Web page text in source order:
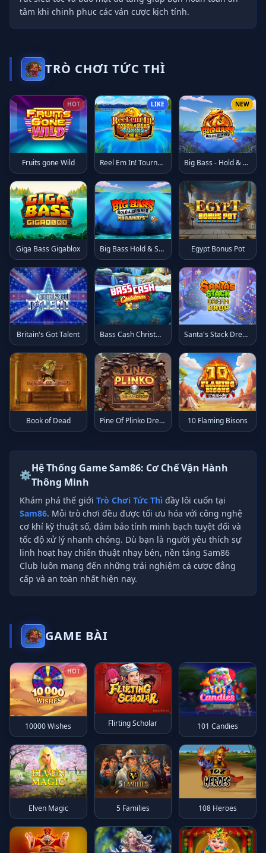
tâm khi chinh phục các ván cược kịch tính.
TRÒ CHƠI TỨC THÌ
HOT
Fruits gone Wild
LIKE
Reel Em In! Tournament Fishing
NEW
Big Bass - Hold & Spinner
Giga Bass Gigablox Big Bass Hold & Spinner Megaways Egypt Bonus Pot
Britain's Got Talent Bass Cash Christmas X UP Santa's Stack Dream Drop
Book of Dead Pine Of Plinko Dream Drop 10 Flaming Bisons
⚙️
Hệ Thống Game Sam86: Cơ Chế Vận Hành
Thông Minh
Khám phá thế giới Trò Chơi Tức Thì đầy lôi cuốn tại
Sam86. Mỗi trò chơi đều được tối ưu hóa với công nghệ
cơ khí kỹ thuật số, đảm bảo tính minh bạch tuyệt đối và
tốc độ xử lý nhanh chóng. Dù bạn là người yêu thích sự
linh hoạt hay chiến thuật nhạy bén, nền tảng Sam86
Club luôn mang đến những trải nghiệm cá cược đẳng
cấp và an toàn nhất hiện nay.
GAME BÀI
HOT
10000 Wishes Flirting Scholar 101 Candies
Elven Magic 5 Families 108 Heroes